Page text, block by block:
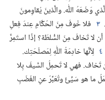
وَضَعَهُ اللّٰه.‏ والَّذينَ يُقاوِمونَ
٣ فلا خَوفَ مِنَ الحُكَّامِ عِندَ فِعلِ
لا تَخافَ مِنَ السُّلطَة؟‏ إذًا استَمِرَّ
٤ لِأنَّها خادِمَةُ اللّٰهِ لِمَصلَحَتِك.‏
فهي لا تَحمِلُ السَّيفَ بِلا
ما هو سَيِّئٌ وتُعَبِّرُ عنِ الغَضَبِ